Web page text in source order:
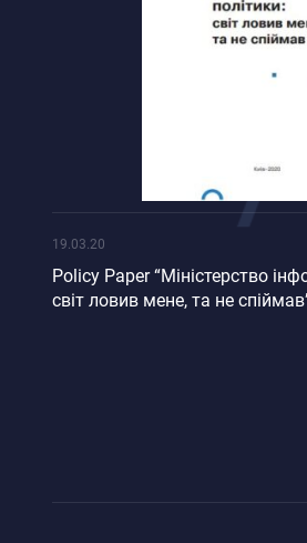
19.03.20
Policy Paper “Міністерство
світ ловив мене, та не